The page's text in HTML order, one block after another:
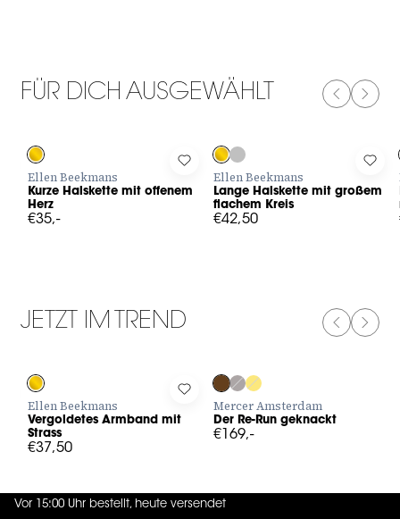
FÜR DICH AUSGEWÄHLT
in to add Kurze Halskette mit offenem Herz to your
Ellen Beekmans
Kurze Halskette mit offenem
Herz
€35,-
Log in to add Lange Halskette
Ellen Beekmans
Lange Halskette mit großem
flachem Kreis
€42,50
Log
JETZT IM TREND
in to add Vergoldetes Armband mit Strass to your wishlist
Ellen Beekmans
Vergoldetes Armband mit
Strass
€37,50
Log in to add Der Re-Run
Mercer Amsterdam
Der Re-Run geknackt
€169,-
Vor 15:00 Uhr bestellt, heute versendet
4.7 von5 (130 Bewertungen